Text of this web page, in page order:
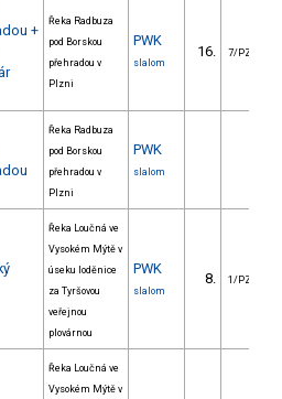
+
Řeka Radbuza
pod Borskou
přehradou v
Plzni
PWK
slalom
16. 7/PZZ
Řeka Radbuza
pod Borskou
přehradou v
Plzni
PWK
slalom
Řeka Loučná ve
Vysokém Mýtě v
úseku loděnice
za Tyršovou
veřejnou
plovárnou
PWK
slalom
8. 1/PZZ
Řeka Loučná ve
Vysokém Mýtě v